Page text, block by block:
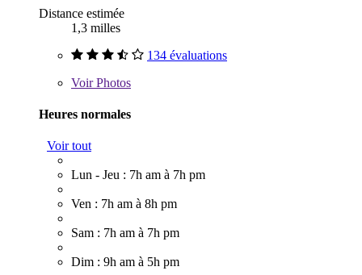
Distance estimée
1,3 milles
134 évaluations
VoirPhotos
Heures normales
Voir tout
Lun - Jeu : 7h am à 7h pm
Ven : 7h am à 8h pm
Sam : 7h am à 7h pm
Dim : 9h am à 5h pm